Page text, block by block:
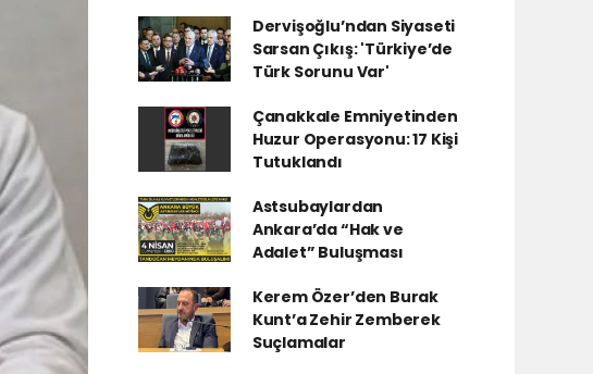
Dervişoğlu’ndan Siyaseti
Sarsan Çıkış: 'Türkiye’de
Türk Sorunu Var'
Çanakkale Emniyetinden
Huzur Operasyonu: 17 Kişi
Tutuklandı
Astsubaylardan
Ankara’da “Hak ve
Adalet” Buluşması
Kerem Özer’den Burak
Kunt’a Zehir Zemberek
Suçlamalar